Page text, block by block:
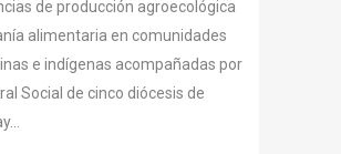
de producción agroecológica
alimentaria en comunidades
e indígenas acompañadas por
Social de cinco diócesis de